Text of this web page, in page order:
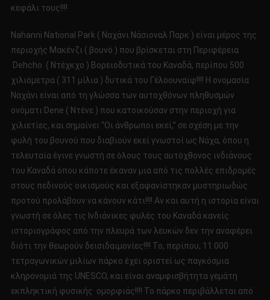
κεφάλι τους!!!!
Nahanni National Park ( Ναχάνι Νάσιοναλ Παρκ ) είναι μέρος της
περιοχής Μακένζι ( βουνό ) που βρίσκεται στη Περιφέρεια
Dehcho ( Ντέχκχο ) Βορειοδυτικά του Καναδά, περίπου 500
χιλιόμετρα ( 311 μίλια ) δυτικά του Γέλοουναϊφ!!!! Η ονομασία
Ναχάνι είναι από τη γλώσσα των αυτοχθόνων πληθυσμών
ονόματι Dene ( Ντένε ) που κατοικούσαν στην περιοχή για
χιλιετίες, και σημαίνει “Οι άνθρωποι εκεί,” σε σχέση με την
φυλή του βουνού που διαβιούν εκεί γνωστοί ως Νάχα, όπου η
τελευταία έγινε γνωστή σε όλους τους αυτόχθονος ινδιάνους
του Καναδά όπου κάποτε έκαναν μια από τις πολλές επιδρομές
στους πεδινούς οικισμούς και εξαφανίστηκαν μυστηριωδώς
προτού προλάβουν να κάνουν κάτι!!!! Αν και αυτή η ιστορία είναι
γνωστή σε όλες τις Ινδιάνικες φυλές του Καναδά κανείς
ιστοριογράφος από την πλευρά των λευκών δεν την αναφέρει
διότι την θεωρούν δεισιδαιμονίες!!!! Το, περίπου, 11.000
τετραγωνικών μιλίων πάρκο έχει οριστεί ως παγκόσμια
κληρονομιά της UNESCO, και είναι αναμφισβήτητα γεμάτη
εκπληκτική φυσικής ομορφιάς!!!! Το πάρκο περιβάλλεται από